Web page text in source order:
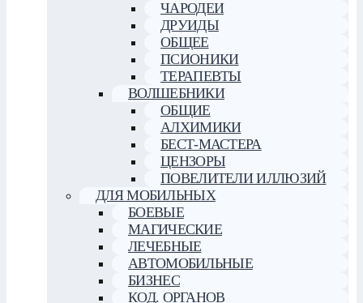
ЧАРОДЕИ
ДРУИДЫ
ОБЩЕЕ
ПСИОНИКИ
ТЕРАПЕВТЫ
ВОЛШЕБНИКИ
ОБЩИЕ
АЛХИМИКИ
БЕСТ-МАСТЕРА
ЦЕНЗОРЫ
ПОВЕЛИТЕЛИ ИЛЛЮЗИЙ
ДЛЯ МОБИЛЬНЫХ
БОЕВЫЕ
МАГИЧЕСКИЕ
ЛЕЧЕБНЫЕ
АВТОМОБИЛЬНЫЕ
БИЗНЕС
КОД. ОРГАНОВ